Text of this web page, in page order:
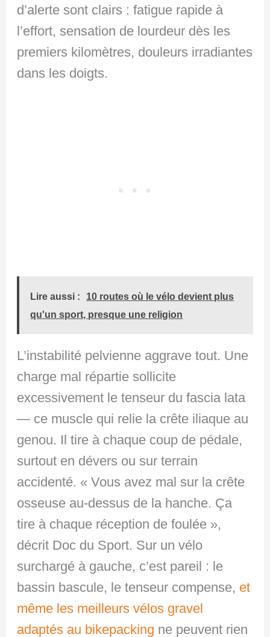
d’alerte sont clairs : fatigue rapide à
l’effort, sensation de lourdeur dès les
premiers kilomètres, douleurs irradiantes
dans les doigts.
Lire aussi :
10 routes où le vélo devient plus
qu'un sport, presque une religion
L’instabilité pelvienne aggrave tout. Une
charge mal répartie sollicite
excessivement le tenseur du fascia lata
— ce muscle qui relie la crête iliaque au
genou. Il tire à chaque coup de pédale,
surtout en dévers ou sur terrain
accidenté. « Vous avez mal sur la crête
osseuse au-dessus de la hanche. Ça
tire à chaque réception de foulée »,
décrit Doc du Sport. Sur un vélo
surchargé à gauche, c’est pareil : le
bassin bascule, le tenseur compense, et
même les meilleurs vélos gravel
adaptés au bikepacking ne peuvent rien